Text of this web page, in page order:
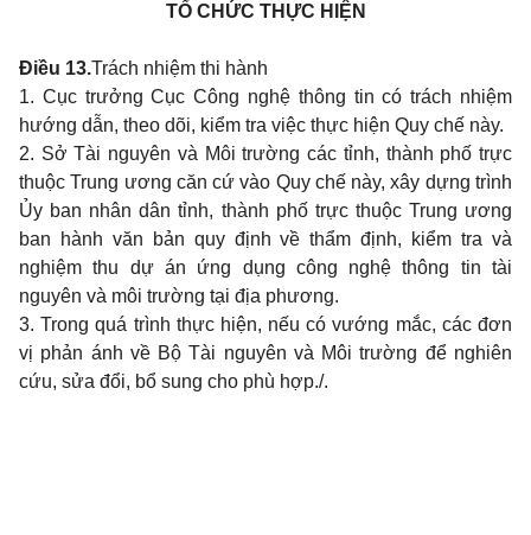
TỔ CHỨC THỰC HIỆN
Điều 13.Trách nhiệm thi hành
1. Cục trưởng Cục Công nghệ thông tin có trách nhiệm
hướng dẫn, theo dõi, kiểm tra việc thực hiện Quy chế này.
2. Sở Tài nguyên và Môi trường các tỉnh, thành phố trực
thuộc Trung ương căn cứ vào Quy chế này, xây dựng trình
Ủy ban nhân dân tỉnh, thành phố trực thuộc Trung ương
ban hành văn bản quy định về thẩm định, kiểm tra và
nghiệm thu dự án ứng dụng công nghệ thông tin tài
nguyên và môi trường tại địa phương.
3. Trong quá trình thực hiện, nếu có vướng mắc, các đơn
vị phản ánh về Bộ Tài nguyên và Môi trường để nghiên
cứu, sửa đổi, bổ sung cho phù hợp./.